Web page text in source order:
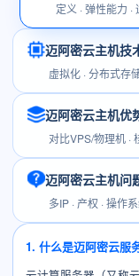
定义 · 弹性能力 ·
迈阿密云主机技
虚拟化 · 分布式存
迈阿密云主机优
对比VPS/物理机 ·
迈阿密云主机问
多IP · 产权 · 操作
1. 什么是迈阿密云服